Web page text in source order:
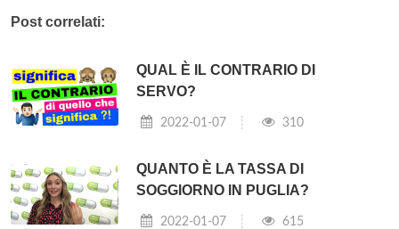
Post correlati:
QUAL È IL CONTRARIO DI
SERVO?
2022-01-07 310
QUANTO È LA TASSA DI
SOGGIORNO IN PUGLIA?
2022-01-07 615